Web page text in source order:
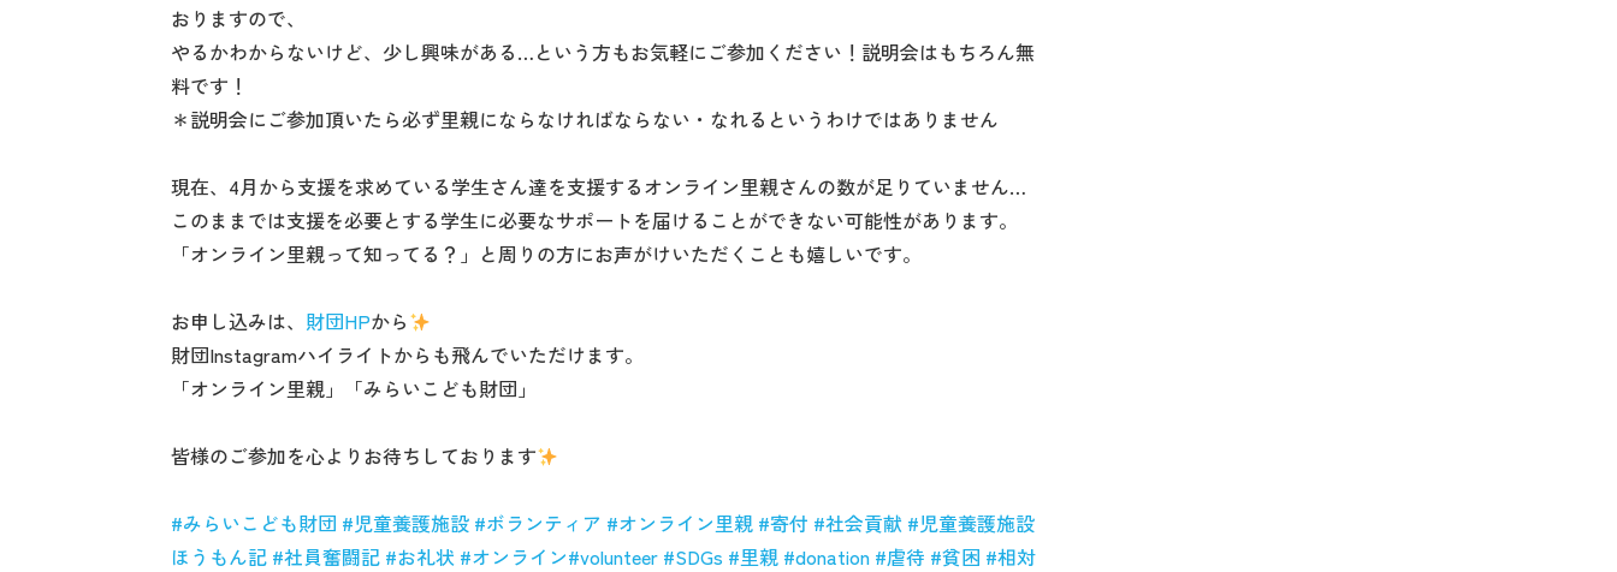
おりますので、
やるかわからないけど、少し興味がある…という方もお気軽にご参加ください！説明会はもちろん無
料です！
＊説明会にご参加頂いたら必ず里親にならなければならない・なれるというわけではありません
現在、4月から支援を求めている学生さん達を支援するオンライン里親さんの数が足りていません…
このままでは支援を必要とする学生に必要なサポートを届けることができない可能性があります。
「オンライン里親って知ってる？」と周りの方にお声がけいただくことも嬉しいです。
お申し込みは、 財団HPから
財団Instagramハイライトからも飛んでいただけます。
「オンライン里親」「みらいこども財団」
皆様のご参加を心よりお待ちしております
#みらいこども財団 #児童養護施設 #ボランティア #オンライン里親 #寄付 #社会貢献 #児童養護施設
ほうもん記 #社員奮闘記 #お礼状 #オンライン#volunteer #SDGs #里親 #donation #虐待 #貧困 #相対